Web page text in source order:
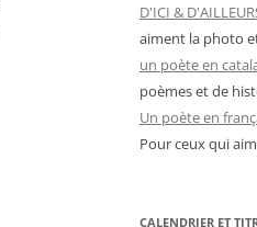
D'ICI &
aiment la photo
un poète en
poèmes et de
Un poète en
Pour ceux qui
CALENDRIER ET